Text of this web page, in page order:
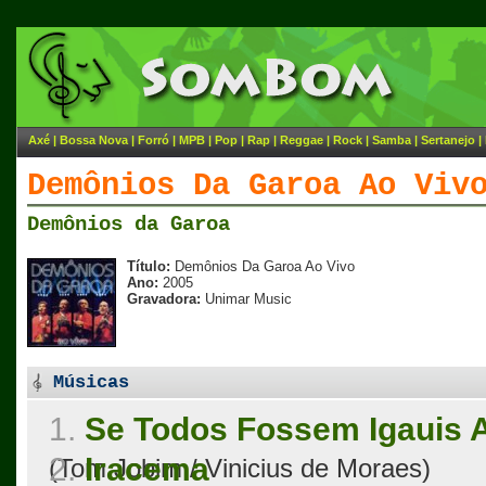
Axé | Bossa Nova | Forró | MPB | Pop | Rap | Reggae | Rock | Samba | Sertanejo |
Demônios Da Garoa Ao
Demônios da Garoa
Título: Demônios Da Garoa Ao Vivo
Ano: 2005
Gravadora: Unimar Music
Músicas
1. Se Todos Fossem Igauis
(Tom Jobim / Vinicius de Moraes)
2. Iracema